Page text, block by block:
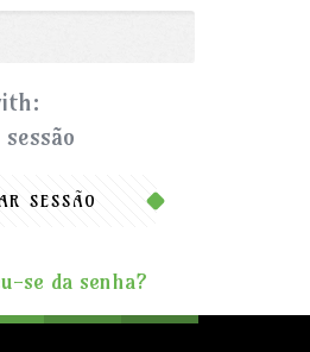
SESSÃO
se da senha?